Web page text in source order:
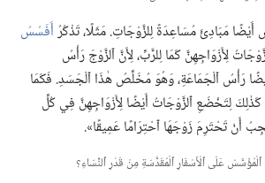
مَبَادِئَ مُسَاعِدَةً لِلزَّوْجَاتِ.‏ مَثَلًا،‏ تَذْكُرُأَفَسُسُ
لِأَزْوَاجِهِنَّ كَمَا لِلرَّبِّ،‏ لِأَنَّ ٱلزَّوْجَ رَأْسُ
رَأْسُ ٱلْجَمَاعَةِ،‏ وَهُوَ مُخَلِّصُ هٰذَا ٱلْجَسَدِ.‏ فَكَمَا
لِتَخْضَعِ ٱلزَّوْجَاتُ أَيْضًا لِأَزْوَاجِهِنَّ فِي كُلِّ
أَنْ تَحْتَرِمَ زَوْجَهَا ٱحْتِرَامًا عَمِيقًا».‏